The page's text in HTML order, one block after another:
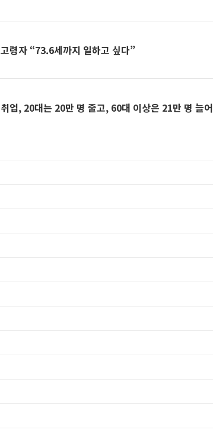
고령자 “73.6세까지 일하고 싶다”
취업, 20대는 20만 명 줄고, 60대 이상은 21만 명 늘어